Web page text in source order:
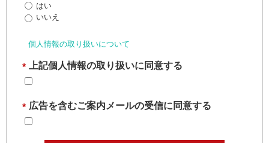
はい
いいえ
個人情報の取り扱いについて
* 上記個人情報の取り扱いに同意する
* 広告を含むご案内メールの受信に同意する